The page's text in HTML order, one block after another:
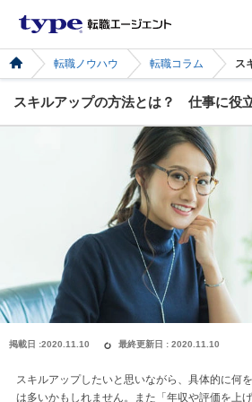
転職ノウハウ 転職コラム ス
スキルアップの方法とは？ 仕事に役
掲載日 :2020.11.10 最終更新日 : 2020.11.10
スキルアップしたいと思いながら、具体的に何
は多いかもしれません。また「年収や評価を上